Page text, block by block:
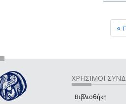
«
ΧΡΗΣΙΜΟΙ
Βιβλιοθήκη